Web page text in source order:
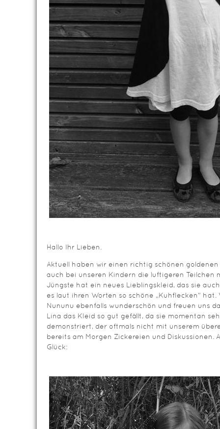
Hallo Ihr Lieben.
Aktuell haben wir einen richtig schönen
auch bei unseren Kindern die luftigeren Teilchen
Jüngste hat ein neues Lieblingskleid, das sie
es laut ihren Worten so schöne „Kuhflecken“
Nununu ebenfalls wunderschön und freuen uns
Lina das Kleid so gut gefällt, da sie momentan
demonstriert, der oftmals nicht mit unserem
bereits am Morgen Zickereien und Diskussionen.
Glück: